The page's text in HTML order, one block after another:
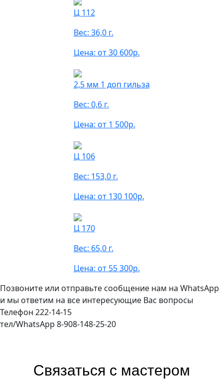
Ц 112
Вес: 36,0 г.
Цена: от 30 600р.
2,5 мм 1 доп гильза
Вес: 0,6 г.
Цена: от 1 500р.
Ц 106
Вес: 153,0 г.
Цена: от 130 100р.
Ц 170
Вес: 65,0 г.
Цена: от 55 300р.
Позвоните или отправьте сообщение нам на WhatsApp
и мы ответим на все интересующие Вас вопросы
Телефон 222-14-15
тел/WhatsApp 8-908-148-25-20
Связаться с мастером